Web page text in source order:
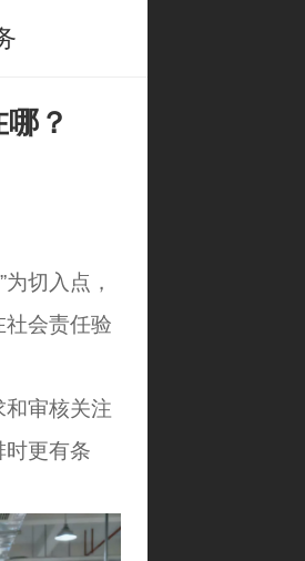
？
切入点，
会责任验
审核关注
时更有条